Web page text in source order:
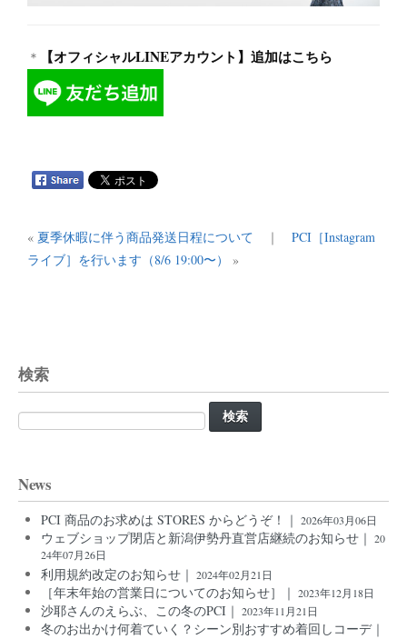
＊ 【オフィシャルLINEアカウント】追加はこちら
« 夏季休暇に伴う商品発送日程について ｜ PCI［Instagram
ライブ］を行います（8/6 19:00〜）
»
検索
検
索:
News
PCI 商品のお求めは STORES からどうぞ！｜ 2026年03月06日
ウェブショップ閉店と新潟伊勢丹直営店継続のお知らせ｜ 20
24年07月26日
利用規約改定のお知らせ｜ 2024年02月21日
［年末年始の営業日についてのお知らせ］｜ 2023年12月18日
沙耶さんのえらぶ、この冬のPCI｜ 2023年11月21日
冬のお出かけ何着ていく？シーン別おすすめ着回しコーデ｜